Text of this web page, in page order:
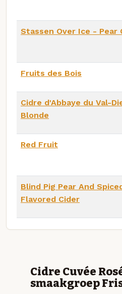
Stassen Over Ice - Pear
Fruits des Bois
Cidre d'Abbaye du Val-
Blonde
Red Fruit
Blind Pig Pear And
Flavored Cider
Cidre Cuvée
smaakgroep